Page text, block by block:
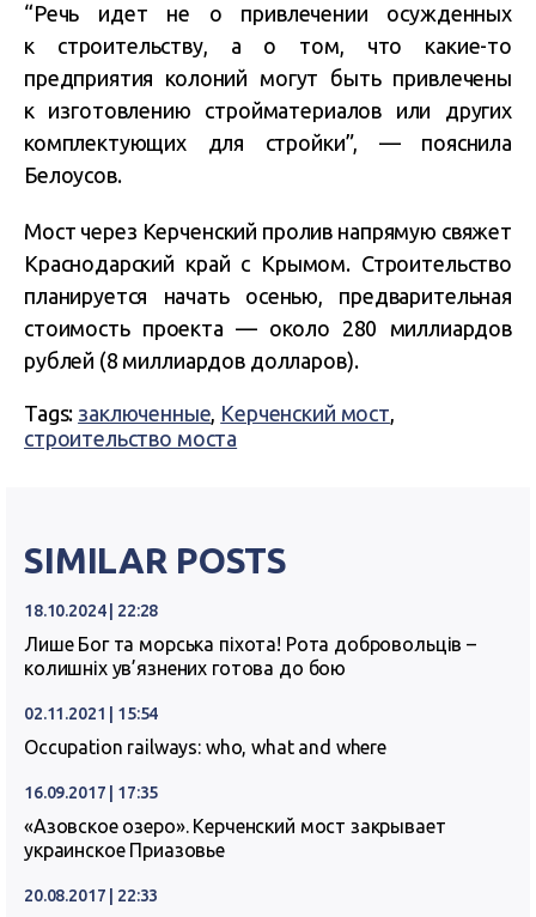
“Речь идет не о привлечении осужденных
к строительству, а о том, что какие-то
предприятия колоний могут быть привлечены
к изготовлению стройматериалов или других
комплектующих для стройки”, — пояснила
Белоусов.
Мост через Керченский пролив напрямую свяжет
Краснодарский край с Крымом. Строительство
планируется начать осенью, предварительная
стоимость проекта — около 280 миллиардов
рублей (8 миллиардов долларов).
Tags: заключенные, Керченский мост,
строительство моста
SIMILAR POSTS
18.10.2024 | 22:28
Лише Бог та морська піхота! Рота добровольців –
колишніх ув’язнених готова до бою
02.11.2021 | 15:54
Occupation railways: who, what and where
16.09.2017 | 17:35
«Азовское озеро». Керченский мост закрывает
украинское Приазовье
20.08.2017 | 22:33